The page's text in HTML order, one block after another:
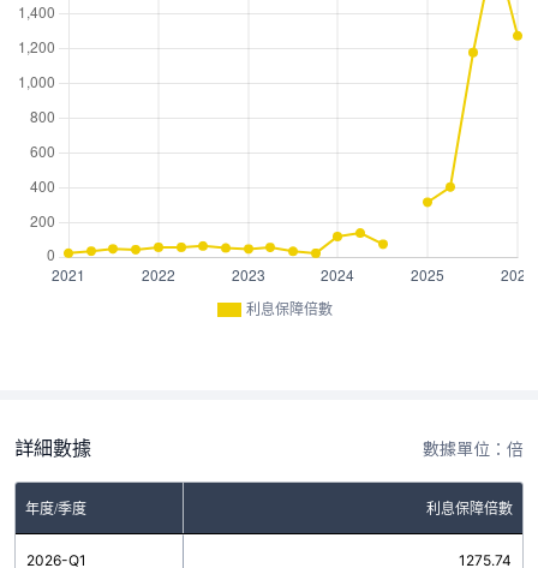
利息保障倍數
詳細數據 數據單位：倍
年度/季度 利息保障倍數
2026-Q1 1275.74